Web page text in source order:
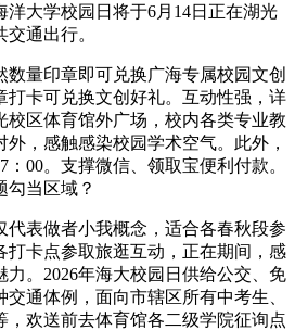
洋大学校园日将于6月14日正在湖光
通出行。
量印章即可兑换广海专属校园文创
打卡可兑换文创好礼。互动性强，详
校区体育馆外广场，校内各类专业教
，感触感染校园学术空气。此外，
：00。支撑微信、领取宝便利付款。
勾当区域？
表做者小我概念，适合各春秋段参
打卡点参取旅逛互动，正在期间，感
。2026年海大校园日供给公交、免
通体例，面向市辖区所有中考生、
，欢送前去体育馆各二级学院征询点